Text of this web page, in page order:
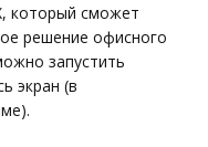
который сможет
решение офисного
запустить
экран (в